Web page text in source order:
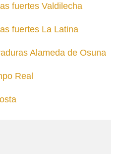
fuertes Valdilecha
fuertes La Latina
Alameda de Osuna
Real